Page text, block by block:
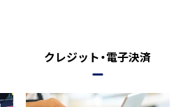
クレジット・電子決済